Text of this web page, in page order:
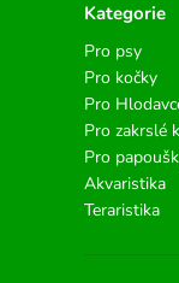
Kategorie
Pro psy
Pro kočky
Pro
Pro zakrslé
Pro
Akvaristika
Teraristika